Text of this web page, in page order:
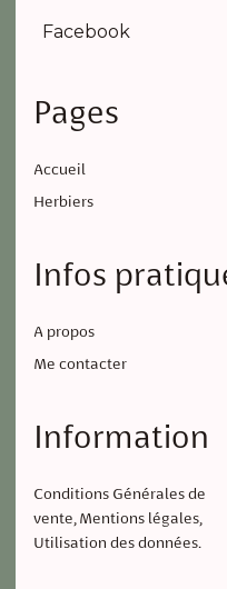
Facebook
Pages
Accueil
Herbiers
Infos
A propos
Me contacter
Information
Conditions Générales de
vente, Mentions légales,
Utilisation des données.